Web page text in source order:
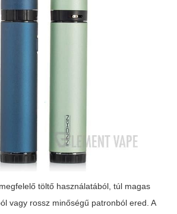
töltő használatából, túl magas
vagy rossz minőségű patronból ered. A